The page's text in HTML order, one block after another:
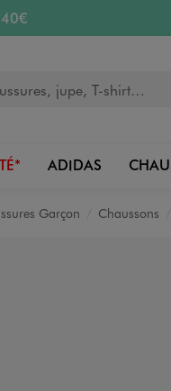
ADIDAS
Garçon Chaussons